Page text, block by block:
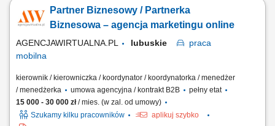
pozyskiwanie oraz obsługa klientów biznesowych; sprzedaż usług
marketingu internetowego (strony WWW, sklepy internetowe, social
Partner Biznesowy / Partnerka
Biznesowa – agencja marketingu online
AGENCJAWIRTUALNA.PL lubuskie
praca
mobilna
kierownik / kierowniczka / koordynator / koordynatorka / menedżer
/ menedżerka
umowa agencyjna / kontrakt B2B
pełny etat
15 000 - 30 000 zł/ mies. (w zal. od umowy)
Szukamy kilku pracowników
aplikuj szybko